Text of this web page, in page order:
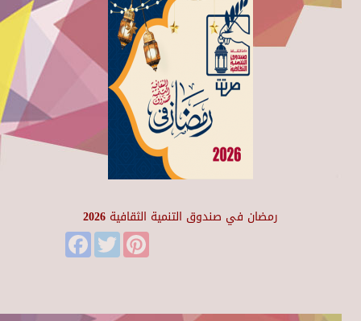
رمضان في صندوق التنمية الثقافية 2026
FacebookTwitter